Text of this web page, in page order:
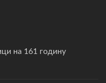
на 161 годину